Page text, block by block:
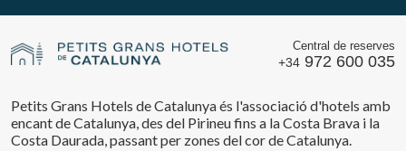
Central de reserves
+34 972 600 035
Petits Grans Hotels de Catalunya és l'associació d'hotels amb
encant de Catalunya, des del Pirineu fins a la Costa Brava i la
Costa Daurada, passant per zones del cor de Catalunya.